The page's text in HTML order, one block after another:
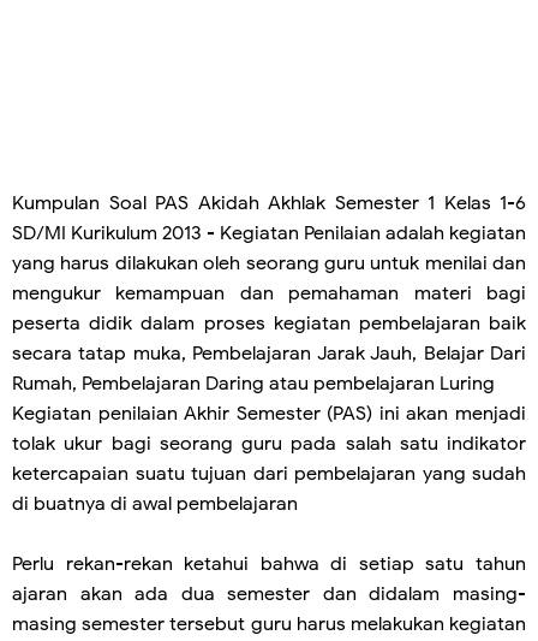
Kumpulan Soal PAS Akidah Akhlak Semester 1 Kelas 1-6
SD/MI Kurikulum 2013 - Kegiatan Penilaian adalah kegiatan
yang harus dilakukan oleh seorang guru untuk menilai dan
mengukur kemampuan dan pemahaman materi bagi
peserta didik dalam proses kegiatan pembelajaran baik
secara tatap muka, Pembelajaran Jarak Jauh, Belajar Dari
Rumah, Pembelajaran Daring atau pembelajaran Luring
Kegiatan penilaian Akhir Semester (PAS) ini akan menjadi
tolak ukur bagi seorang guru pada salah satu indikator
ketercapaian suatu tujuan dari pembelajaran yang sudah
di buatnya di awal pembelajaran
Perlu rekan-rekan ketahui bahwa di setiap satu tahun
ajaran akan ada dua semester dan didalam masing-
masing semester tersebut guru harus melakukan kegiatan